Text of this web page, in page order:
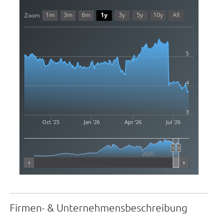
Oct '25 Jan '26 Apr '26 Jul '26
2020
4
5
3
Zoom 1m 3m 6m 1y 3y 5y 10y All
Firmen- & Unternehmensbeschreibung